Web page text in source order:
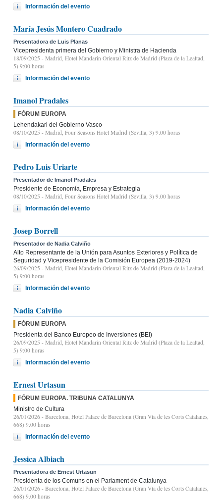
Información del evento
María Jesús Montero Cuadrado
Presentadora de Luis Planas
Vicepresidenta primera del Gobierno y Ministra de Hacienda
18/09/2025 - Madrid, Hotel Mandarin Oriental Ritz de Madrid (Plaza de la Lealtad,
5) 9:00 horas
Información del evento
Imanol Pradales
FÓRUM EUROPA
Lehendakari del Gobierno Vasco
08/10/2025 - Madrid, Four Seasons Hotel Madrid (Sevilla, 3) 9.00 horas
Información del evento
Pedro Luis Uriarte
Presentador de Imanol Pradales
Presidente de Economía, Empresa y Estrategia
08/10/2025 - Madrid, Four Seasons Hotel Madrid (Sevilla, 3) 9.00 horas
Información del evento
Josep Borrell
Presentador de Nadia Calviño
Alto Representante de la Unión para Asuntos Exteriores y Política de
Seguridad y Vicepresidente de la Comisión Europea (2019-2024)
26/09/2025 - Madrid, Hotel Mandarin Oriental Ritz de Madrid (Plaza de la Lealtad,
5) 9:00 horas
Información del evento
Nadia Calviño
FÓRUM EUROPA
Presidenta del Banco Europeo de Inversiones (BEI)
26/09/2025 - Madrid, Hotel Mandarin Oriental Ritz de Madrid (Plaza de la Lealtad,
5) 9:00 horas
Información del evento
Ernest Urtasun
FÓRUM EUROPA. TRIBUNA CATALUNYA
Ministro de Cultura
26/01/2026 - Barcelona, Hotel Palace de Barcelona (Gran Vía de les Corts Catalanes,
668) 9.00 horas
Información del evento
Jessica Albiach
Presentadora de Ernest Urtasun
Presidenta de los Comuns en el Parlament de Catalunya
26/01/2026 - Barcelona, Hotel Palace de Barcelona (Gran Vía de les Corts Catalanes,
668) 9.00 horas